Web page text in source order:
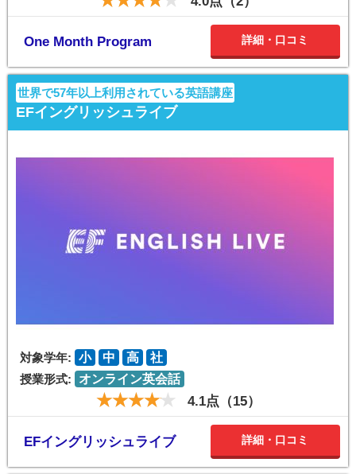
One Month Program 詳細・口コミ
世界で57年以上利用されている英語講座
EFイングリッシュライブ
対象学年: 小 中 高
社
授業形式:
オンライン英会話
4.1点（15）
EFイングリッシュライブ 詳細・口コミ